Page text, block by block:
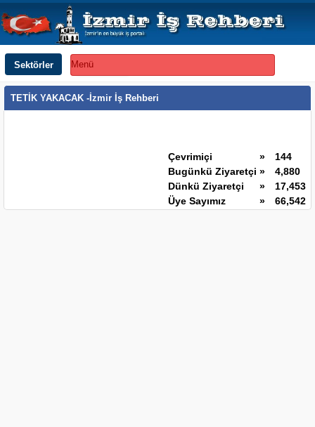
Sektörler Menü
TETİK YAKACAK -İzmir İş Rehberi
Çevrimiçi »
144
Bugünkü Ziyaretçi »
4,880
Dünkü Ziyaretçi
»
17,453
Üye Sayımız
» 66,542